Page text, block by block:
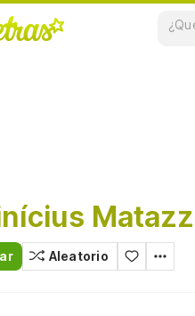
Matazz
Aleatorio